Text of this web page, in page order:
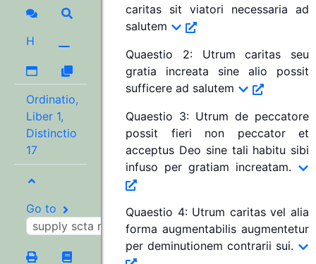
H
Ordinatio,
Liber 1,
Distinctio
17
Go to
caritas sit viatori necessaria ad
salutem
Quaestio 2: Utrum caritas seu
gratia increata sine alio possit
sufficere ad salutem
Quaestio 3: Utrum de peccatore
possit fieri non peccator et
acceptus Deo sine tali habitu sibi
infuso per gratiam increatam.
Quaestio 4: Utrum caritas vel alia
forma augmentabilis augmentetur
per deminutionem contrarii sui.